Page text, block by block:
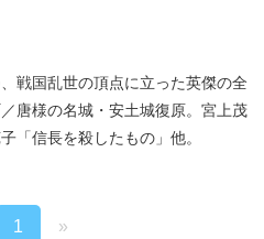
戦国乱世の頂点に立った英傑の全
唐様の名城・安土城復原。宮上茂
「信長を殺したもの」他。
1 »